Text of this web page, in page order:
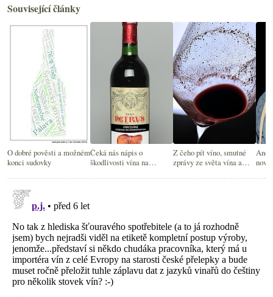
Související články
O dobré pověsti a možném
konci sudovky
Čeká nás nápis o
škodlivosti vína na
Z čeho pít víno, smutné
zprávy ze světa vína a
nová